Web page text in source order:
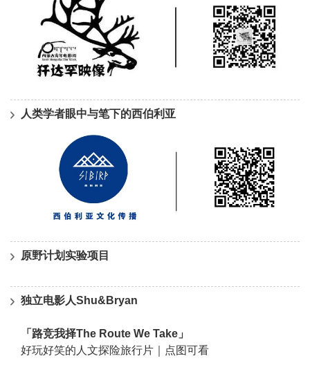
人类学者眼中与笔下的西伯利亚
原野计划实验项目
独立电影人Shu&Bryan
「路竞我择The Route We Take」
好玩好笑的人文探险旅行片｜点图可看